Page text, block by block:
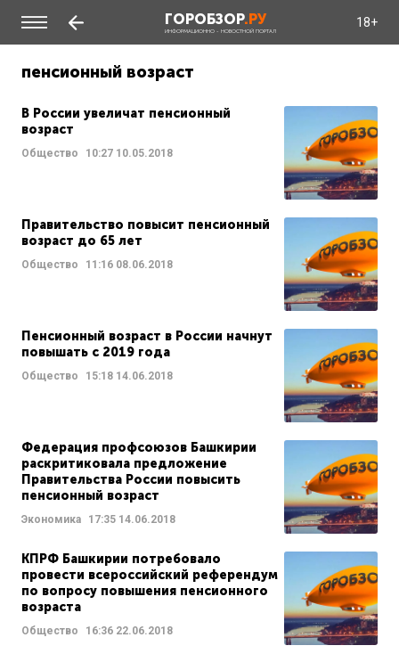
ГОРОБЗОР.РУ
ИНФОРМАЦИОННО - НОВОСТНОЙ ПОРТАЛ
18+
пенсионный возраст
В России увеличат пенсионный
возраст
Общество 10:27 10.05.2018
Правительство повысит пенсионный
возраст до 65 лет
Общество 11:16 08.06.2018
Пенсионный возраст в России начнут
повышать с 2019 года
Общество 15:18 14.06.2018
Федерация профсоюзов Башкирии
раскритиковала предложение
Правительства России повысить
пенсионный возраст
Экономика 17:35 14.06.2018
КПРФ Башкирии потребовало
провести всероссийский референдум
по вопросу повышения пенсионного
возраста
Общество 16:36 22.06.2018